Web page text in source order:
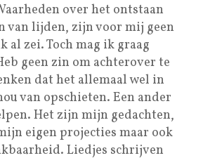
over het ontstaan
van lijden, zijn voor mij geen
al zei. Toch mag ik graag
geen zin om achterover te
dat het allemaal wel in
van opschieten. Een ander
Het zijn mijn gedachten,
eigen projecties maar ook
Liedjes schrijven